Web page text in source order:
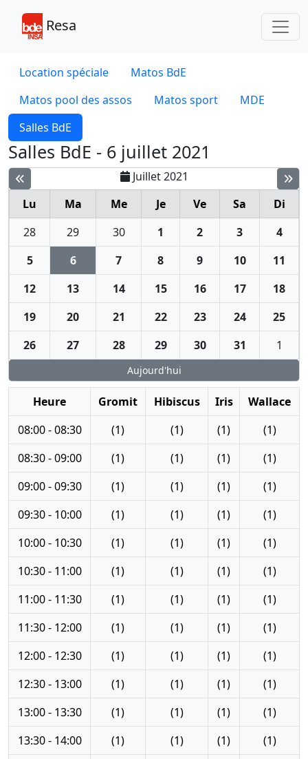
Resa
Location spéciale
Matos BdE
Matos pool des assos
Matos sport
MDE
Salles BdE
Salles BdE - 6 juillet 2021
Juillet 2021
Lu
Ma Me Je Ve Sa
Di
28
29 30 1 2 3
4
5
6 7 8 9 10
11
12
13 14 15 16 17
18
19
20 21 22 23 24
25
26
27 28 29 30 31 1
Aujourd'hui
Heure Gromit Hibiscus Iris
Wallace
08:00 - 08:30
(1) (1) (1)
(1)
08:30 - 09:00
(1) (1) (1)
(1)
09:00 - 09:30
(1) (1) (1)
(1)
09:30 - 10:00
(1) (1) (1)
(1)
10:00 - 10:30
(1) (1) (1)
(1)
10:30 - 11:00
(1) (1) (1)
(1)
11:00 - 11:30
(1) (1) (1)
(1)
11:30 - 12:00
(1) (1) (1)
(1)
12:00 - 12:30
(1) (1) (1)
(1)
12:30 - 13:00
(1) (1) (1)
(1)
13:00 - 13:30
(1) (1) (1)
(1)
13:30 - 14:00
(1) (1) (1)
(1)